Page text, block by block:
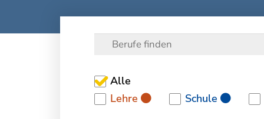
Alle
Lehre
Schule